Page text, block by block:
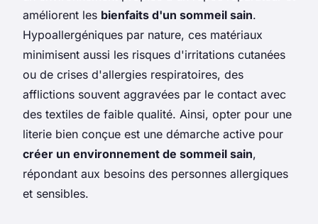
améliorent les bienfaits d'un sommeil sain.
Hypoallergéniques par nature, ces matériaux
minimisent aussi les risques d'irritations cutanées
ou de crises d'allergies respiratoires, des
afflictions souvent aggravées par le contact avec
des textiles de faible qualité. Ainsi, opter pour une
literie bien conçue est une démarche active pour
créer un environnement de sommeil sain,
répondant aux besoins des personnes allergiques
et sensibles.